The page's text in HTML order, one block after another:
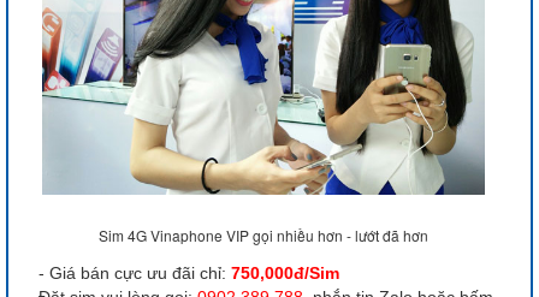
Sim 4G Vinaphone VIP gọi nhiều hơn - lướt đã hơn
- Giá bán cực ưu đãi chỉ: 750,000đ/Sim